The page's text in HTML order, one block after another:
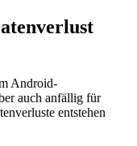
Android-
auch anfällig für
entstehen